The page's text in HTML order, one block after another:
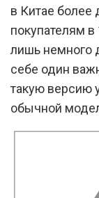
в Китае более
покупателям
лишь немного
себе один
такую версию
обычной